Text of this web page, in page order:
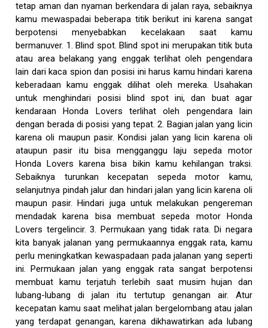
tetap aman dan nyaman berkendara di jalan raya, sebaiknya
kamu mewaspadai beberapa titik berikut ini karena sangat
berpotensi menyebabkan kecelakaan saat kamu
bermanuver. 1. Blind spot. Blind spot ini merupakan titik buta
atau area belakang yang enggak terlihat oleh pengendara
lain dari kaca spion dan posisi ini harus kamu hindari karena
keberadaan kamu enggak dilihat oleh mereka. Usahakan
untuk menghindari posisi blind spot ini, dan buat agar
kendaraan Honda Lovers terlihat oleh pengendara lain
dengan berada di posisi yang tepat. 2. Bagian jalan yang licin
karena oli maupun pasir. Kondisi jalan yang licin karena oli
ataupun pasir itu bisa mengganggu laju sepeda motor
Honda Lovers karena bisa bikin kamu kehilangan traksi.
Sebaiknya turunkan kecepatan sepeda motor kamu,
selanjutnya pindah jalur dan hindari jalan yang licin karena oli
maupun pasir. Hindari juga untuk melakukan pengereman
mendadak karena bisa membuat sepeda motor Honda
Lovers tergelincir. 3. Permukaan yang tidak rata. Di negara
kita banyak jalanan yang permukaannya enggak rata, kamu
perlu meningkatkan kewaspadaan pada jalanan yang seperti
ini. Permukaan jalan yang enggak rata sangat berpotensi
membuat kamu terjatuh terlebih saat musim hujan dan
lubang-lubang di jalan itu tertutup genangan air. Atur
kecepatan kamu saat melihat jalan bergelombang atau jalan
yang terdapat genangan, karena dikhawatirkan ada lubang